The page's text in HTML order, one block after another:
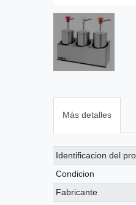
Más detalles
Identificacion del
Condicion
Fabricante